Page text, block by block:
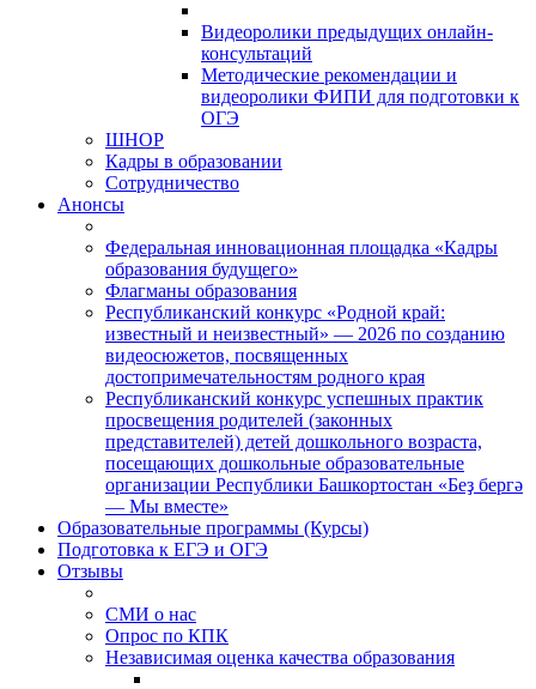
Видеоролики предыдущих онлайн-
консультаций
Методические рекомендации и
видеоролики ФИПИ для подготовки к
ОГЭ
ШНОР
Кадры в образовании
Сотрудничество
Анонсы
Федеральная инновационная площадка «Кадры
образования будущего»
Флагманы образования
Республиканский конкурс «Родной край:
известный и неизвестный» — 2026 по созданию
видеосюжетов, посвященных
достопримечательностям родного края
Республиканский конкурс успешных практик
просвещения родителей (законных
представителей) детей дошкольного возраста,
посещающих дошкольные образовательные
организации Республики Башкортостан «Беҙ бергә
— Мы вместе»
Образовательные программы (Курсы)
Подготовка к ЕГЭ и ОГЭ
Отзывы
СМИ о нас
Опрос по КПК
Независимая оценка качества образования